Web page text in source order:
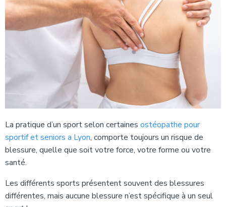
La pratique d’un sport selon certaines ostéopathe pour
sportif et seniors a Lyon, comporte toujours un risque de
blessure, quelle que soit votre force, votre forme ou votre
santé.
Les différents sports présentent souvent des blessures
différentes, mais aucune blessure n’est spécifique à un seul